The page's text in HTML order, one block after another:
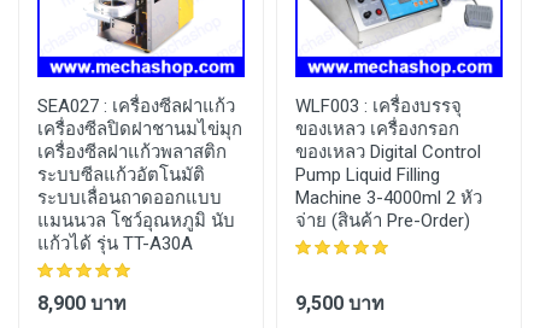
SEA027 : เครื่องซีลฝาแก้ว
เครื่องซีลปิดฝาชานมไข่มุก
เครื่องซีลฝาแก้วพลาสติก
ระบบซีลแก้วอัตโนมัติ
ระบบเลื่อนถาดออกแบบ
แมนนวล โชว์อุณหภูมิ นับ
แก้วได้ รุ่น TT-A30A
8,900 บาท
WLF003 : เครื่องบรรจุ
ของเหลว เครื่องกรอก
ของเหลว Digital Control
Pump Liquid Filling
Machine 3-4000ml 2 หัว
จ่าย (สินค้า Pre-Order)
9,500 บาท